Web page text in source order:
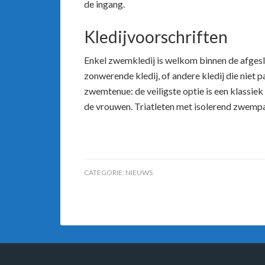
de ingang.
Kledijvoorschriften
Enkel zwemkledij is welkom binnen de
zonwerende kledij, of andere kledij die niet
zwemtenue: de veiligste optie is een
de vrouwen. Triatleten met isolerend
CATEGORIE: NIEUWS